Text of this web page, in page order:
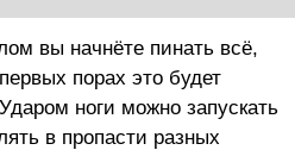
вы начнёте пинать всё,
порах это будет
ноги можно запускать
в пропасти разных